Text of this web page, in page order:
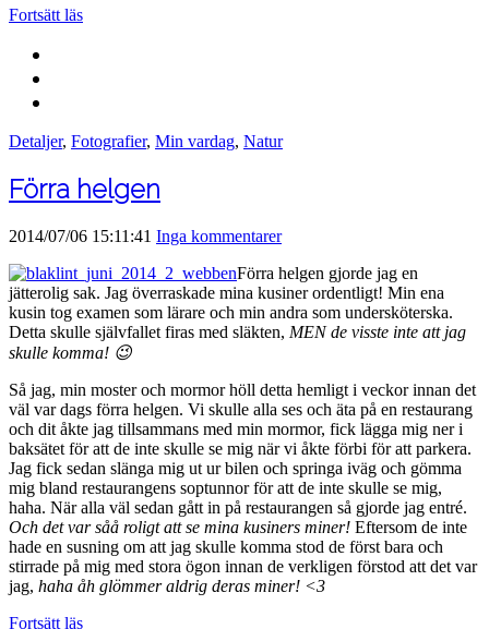
Fortsätt läs
Detaljer, Fotografier, Min vardag, Natur
Förra helgen
2014/07/06 15:11:41 Inga kommentarer
Förra helgen gjorde jag en
jätterolig sak. Jag överraskade mina kusiner ordentligt! Min ena
kusin tog examen som lärare och min andra som undersköterska.
Detta skulle självfallet firas med släkten, MEN de visste inte att jag
skulle komma! 😉
Så jag, min moster och mormor höll detta hemligt i veckor innan det
väl var dags förra helgen. Vi skulle alla ses och äta på en restaurang
och dit åkte jag tillsammans med min mormor, fick lägga mig ner i
baksätet för att de inte skulle se mig när vi åkte förbi för att parkera.
Jag fick sedan slänga mig ut ur bilen och springa iväg och gömma
mig bland restaurangens soptunnor för att de inte skulle se mig,
haha. När alla väl sedan gått in på restaurangen så gjorde jag entré.
Och det var såå roligt att se mina kusiners miner! Eftersom de inte
hade en susning om att jag skulle komma stod de först bara och
stirrade på mig med stora ögon innan de verkligen förstod att det var
jag, haha åh glömmer aldrig deras miner! <3
Fortsätt läs